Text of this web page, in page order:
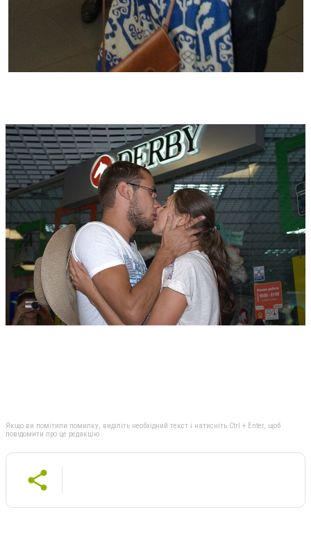
Якщо ви помітили помилку, виділіть необхідний текст і натисніть Ctrl + Enter, щоб
повідомити про це редакцію